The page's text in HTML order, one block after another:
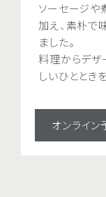
ソーセージ
加え、素朴で
ました。
料理からデザ
しいひととき
オンライン